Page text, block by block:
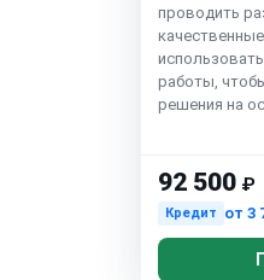
проводить
работы,
решения на
92 500 ₽
Кредит от 3